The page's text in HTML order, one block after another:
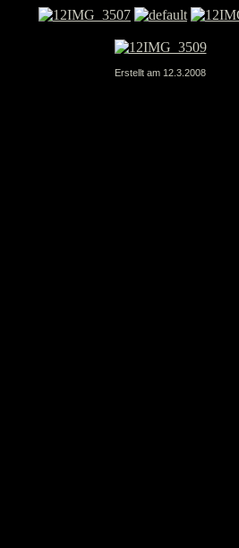
Erstellt am 12.3.2008